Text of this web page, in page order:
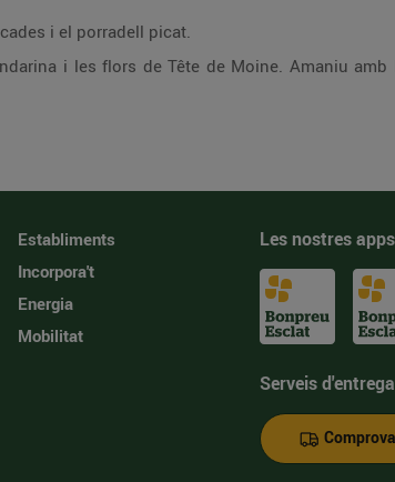
i el porradell picat.
i les flors de Tête de Moine. Amaniu amb
Establiments
Incorpora't
Energia
Mobilitat
Les nostres apps
Serveis